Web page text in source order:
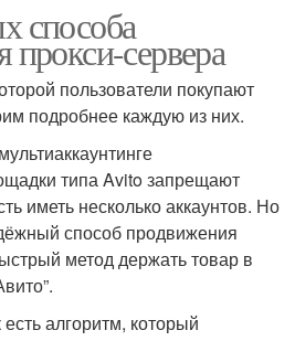
способа
прокси-сервера
пользователи покупают
подробнее каждую из них.
типа Avito запрещают
иметь несколько аккаунтов. Но
способ продвижения
метод держать товар в
алгоритм, который